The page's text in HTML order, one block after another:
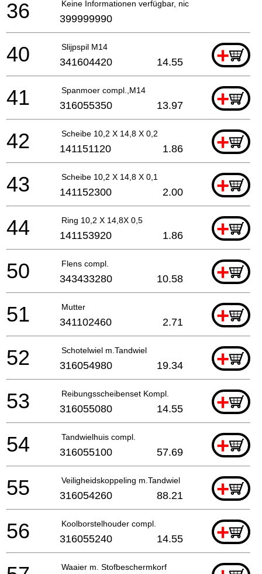
Keine Informationen verfügbar, nicht bestellbar
36 399999990
Slijpspil M14 +
40 341604420 14.55
Spanmoer compl.,M14 +
41 316055350 13.97
Scheibe 10,2 X 14,8 X 0,2 +
42 141151120 1.86
Scheibe 10,2 X 14,8 X 0,1 +
43 141152300 2.00
Ring 10,2 X 14,8X 0,5 +
44 141153920 1.86
Flens compl. +
50 343433280 10.58
Mutter +
51 341102460 2.71
Schotelwiel m.Tandwiel +
52 316054980 19.34
Reibungsscheibenset Kompl. +
53 316055080 14.55
Tandwielhuis compl. +
54 316055100 57.69
Veiligheidskoppeling m.Tandwiel +
55 316054260 88.21
Koolborstelhouder compl. +
56 316055240 14.55
Waaier m. Stofbeschermkorf